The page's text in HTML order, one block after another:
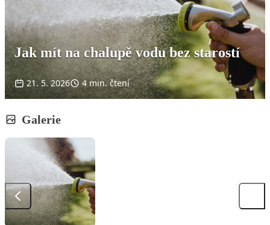
Jak mít na chalupě vodu bez starostí
21. 5. 2026 4 min. čtení
Galerie